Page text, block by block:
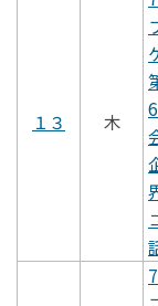
１３ 木